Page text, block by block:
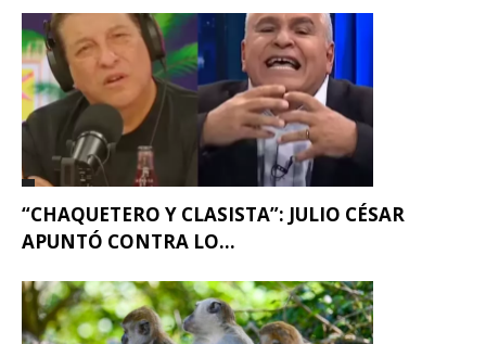
“CHAQUETERO Y CLASISTA”: JULIO CÉSAR
APUNTÓ CONTRA LO...